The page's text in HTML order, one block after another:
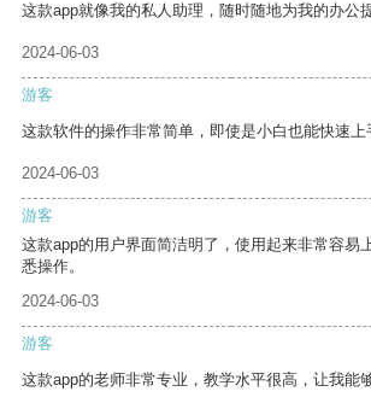
这款app就像我的私人助理，随时随地为我的办公
2024-06-03
游客
这款软件的操作非常简单，即使是小白也能快速上
2024-06-03
游客
这款app的用户界面简洁明了，使用起来非常容易
悉操作。
2024-06-03
游客
这款app的老师非常专业，教学水平很高，让我能